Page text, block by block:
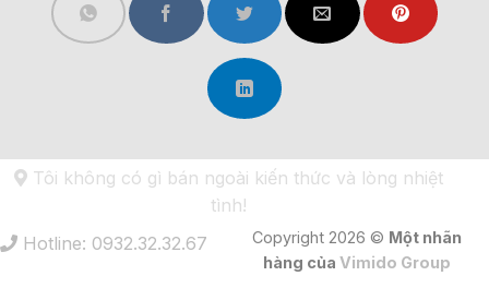
Tôi không có gì bán ngoài kiến thức và lòng nhiệt
tình!
Hotline: 0932.32.32.67
Copyright 2026 © Một nhãn
hàng của Vimido Group